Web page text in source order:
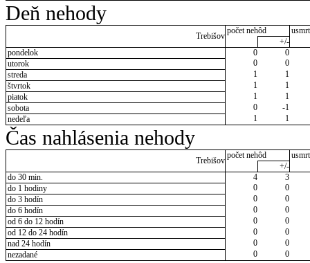
Deň nehody
Trebišov
počet nehôd
+/-
pondelok
0
0
utorok
0
0
streda
1
1
štvrtok
1
1
piatok
1
1
sobota
0
-1
nedeľa
1 1
Čas nahlásenia nehody
Trebišov
počet nehôd
+/-
do 30 min.
4
3
do 1 hodiny
0
0
do 3 hodín
0
0
do 6 hodín
0
0
od 6 do 12 hodín
0
0
od 12 do 24 hodín
0
0
nad 24 hodín
0
0
nezadané
0 0